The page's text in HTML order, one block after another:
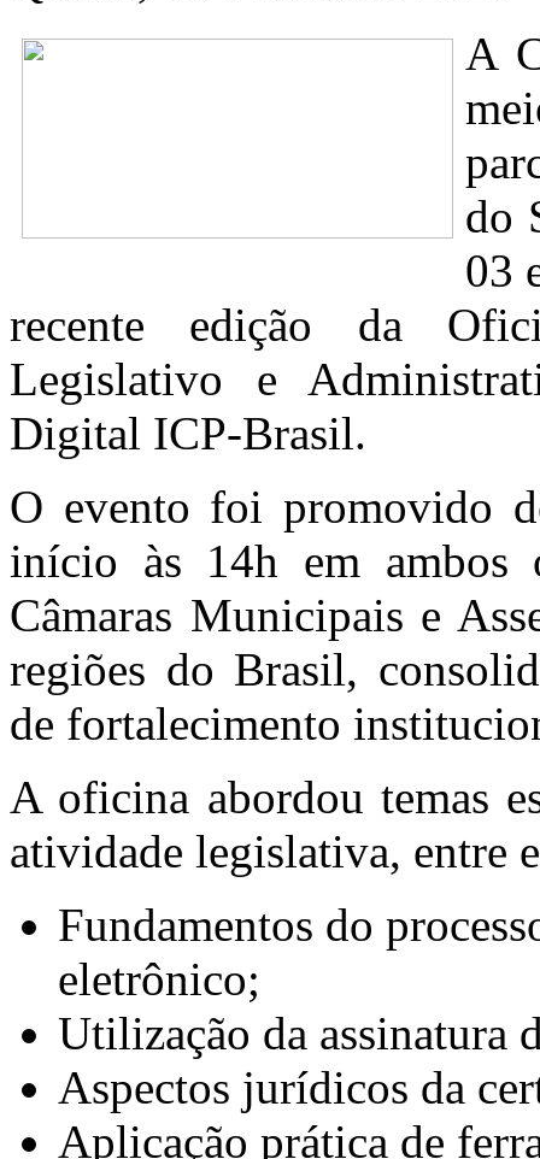
A
do
03
recente edição da
Legislativo e
Digital ICP-Brasil.
O evento foi promovido
início às 14h em ambos
Câmaras Municipais e
regiões do Brasil,
de fortalecimento
A oficina abordou temas
atividade legislativa, entre
Fundamentos do
eletrônico;
Utilização da assinatura
Aspectos jurídicos da
Aplicação prática de